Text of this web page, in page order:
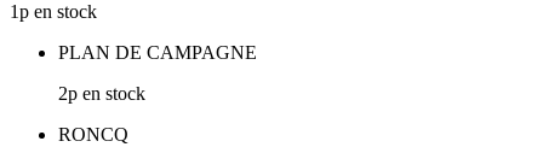
1p en stock
PLAN DE CAMPAGNE
2p en stock
RONCQ